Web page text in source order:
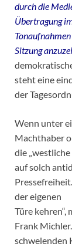
durch die
Übertragung
Sitzung
steht eine
der
Wenn unter
Machthaber
die
auf solch
der eigenen
Türe
Frank
schwelenden